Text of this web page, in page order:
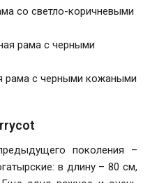
со светло-коричневыми
рама с черными
рама с черными кожаными
поколения –
в длину – 80 см,